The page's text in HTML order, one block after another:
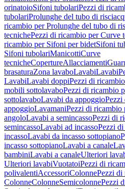
orinatoioSifoni tubolariPezzi di
tubolariProlunghe del tubo di
ricambio per Prolunghe del tubo di
tecnichePezzi di ricambio per Curve
ricambio per Sifoni per bidetSifoni
Sifoni tubolariManicottiCurve
tecnicheCopertureAllacciamenti
brasaturaZona lavaboLavabiLavabi
LavabiLavabi doppiPezzi di
mobili sottolavaboPezzi di ricambio
sottolavaboLavabi da appoggioPezzi
appoggioLavamaniPezzi di ricambio
angoloLavabi a semincassoPezzi di
semincassoLavabi ad incassoPezzi
incassoLavabi da incasso sottopiano
incasso sottopianoLavabi a canale
bambiniLavabi a canaleUlteriori
Ulteriori lavabiVuotatoiPezzi di
polivalentiAccessoriColonnePezzi di
ColonneColonneSemicolonnePezzi